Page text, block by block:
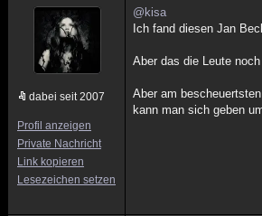
dabei seit 2007
Profil anzeigen
Private Nachricht
Link kopieren
Lesezeichen setzen
@kisa
Ich fand diesen Jan
Aber das die Leute
Aber am
kann man sich geben